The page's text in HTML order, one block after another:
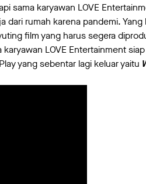
sama karyawan LOVE
dari rumah karena pandemi.
film yang harus segera
LOVE Entertainment
yang sebentar lagi keluar yaitu